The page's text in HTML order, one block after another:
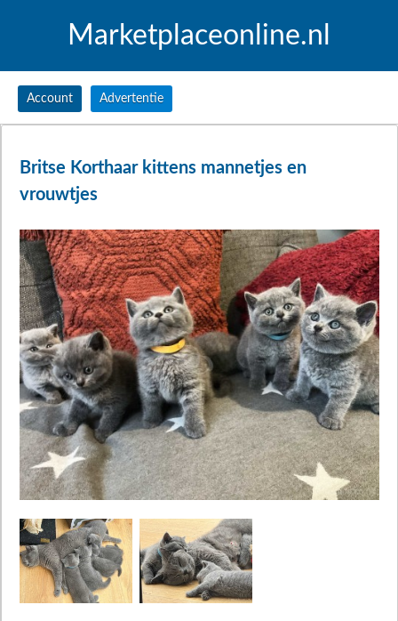
Marketplaceonline.nl
Account Advertentie
Britse Korthaar kittens mannetjes en
vrouwtjes